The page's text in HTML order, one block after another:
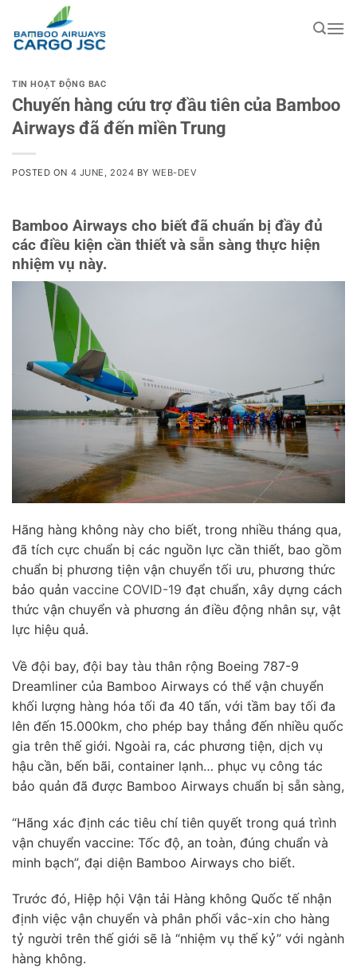
content
TIN HOẠT ĐỘNG BAC
Chuyến hàng cứu trợ đầu tiên của Bamboo
Airways đã đến miền Trung
POSTED ON 4 JUNE, 2024 BY WEB-DEV
Bamboo Airways cho biết đã chuẩn bị đầy đủ
các điều kiện cần thiết và sẵn sàng thực hiện
nhiệm vụ này.
Hãng hàng không này cho biết, trong nhiều tháng qua,
đã tích cực chuẩn bị các nguồn lực cần thiết, bao gồm
chuẩn bị phương tiện vận chuyển tối ưu, phương thức
bảo quản vaccine COVID-19 đạt chuẩn, xây dựng cách
thức vận chuyển và phương án điều động nhân sự, vật
lực hiệu quả.
Về đội bay, đội bay tàu thân rộng Boeing 787-9
Dreamliner của Bamboo Airways có thể vận chuyển
khối lượng hàng hóa tối đa 40 tấn, với tầm bay tối đa
lên đến 15.000km, cho phép bay thẳng đến nhiều quốc
gia trên thế giới. Ngoài ra, các phương tiện, dịch vụ
hậu cần, bến bãi, container lạnh… phục vụ công tác
bảo quản đã được Bamboo Airways chuẩn bị sẵn sàng,
“Hãng xác định các tiêu chí tiên quyết trong quá trình
vận chuyển vaccine: Tốc độ, an toàn, đúng chuẩn và
minh bạch”, đại diện Bamboo Airways cho biết.
Trước đó, Hiệp hội Vận tải Hàng không Quốc tế nhận
định việc vận chuyển và phân phối vắc-xin cho hàng
tỷ người trên thế giới sẽ là “nhiệm vụ thế kỷ” với ngành
hàng không.